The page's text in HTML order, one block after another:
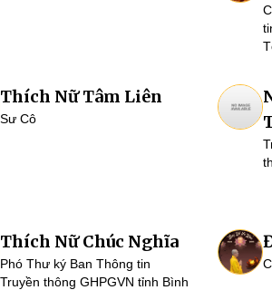
Thích Nữ Tâm Liên
Sư Cô
Thích Nữ Chúc Nghĩa
Phó Thư ký Ban Thông tin
Truyền thông GHPGVN tỉnh Bình